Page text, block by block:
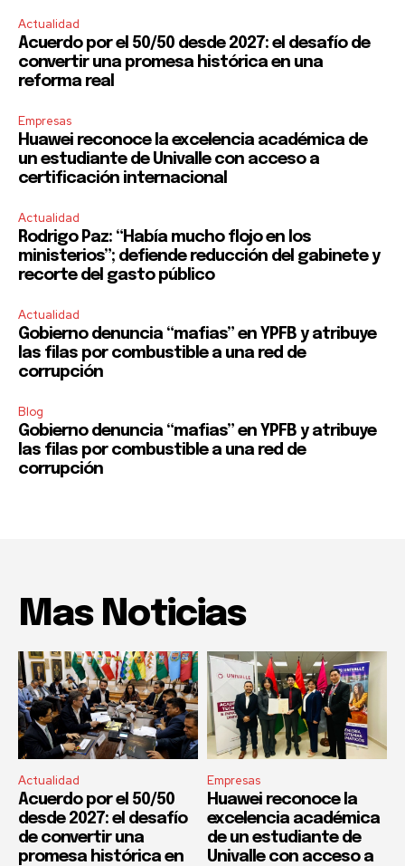
Actualidad
Acuerdo por el 50/50 desde 2027: el desafío de
convertir una promesa histórica en una
reforma real
Empresas
Huawei reconoce la excelencia académica de
un estudiante de Univalle con acceso a
certificación internacional
Actualidad
Rodrigo Paz: “Había mucho flojo en los
ministerios”; defiende reducción del gabinete y
recorte del gasto público
Actualidad
Gobierno denuncia “mafias” en YPFB y atribuye
las filas por combustible a una red de
corrupción
Blog
Gobierno denuncia “mafias” en YPFB y atribuye
las filas por combustible a una red de
corrupción
Mas Noticias
Actualidad
Acuerdo por el 50/50
desde 2027: el desafío
de convertir una
promesa histórica en
Empresas
Huawei reconoce la
excelencia académica
de un estudiante de
Univalle con acceso a